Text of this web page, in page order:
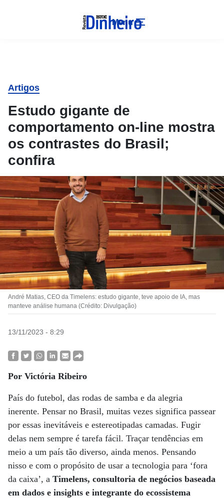
Menu
Artigos
Estudo gigante de
comportamento on-line mostra
os contrastes do Brasil;
confira
André Matias, CEO da Timelens: estudo gigante, teve apoio de IA, mas
manteve análise humana (Crédito: Divulgação)
13/11/2023 - 8:29
Por Victória Ribeiro
País do futebol, das rodas de samba e da alegria
inerente. Pensar no Brasil, muitas vezes significa passear
por essas inevitáveis e estereotipadas camadas. Fugir
delas nem sempre é tarefa fácil. Traçar tendências em
meio a um país tão diverso, ainda menos. Pensando
nisso e com o propósito de usar a tecnologia para ‘fora
da caixa’, a Timelens, consultoria de negócios baseada
em dados e insights e integrante do ecossistema